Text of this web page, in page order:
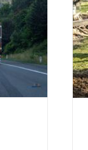
A, B en C